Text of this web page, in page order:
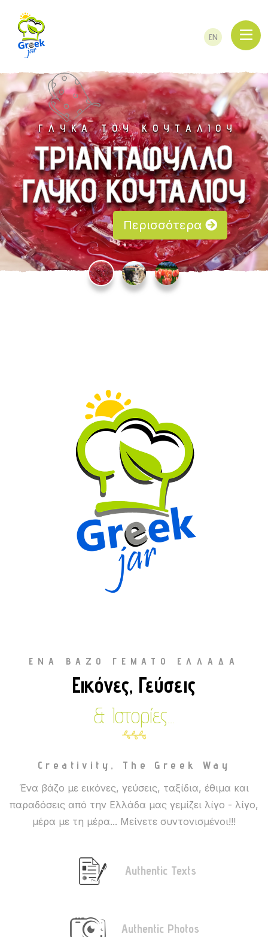
EN
ΓΛΥΚΑ ΤΟΥ ΚΟΥΤΑΛΙΟΥ
ΤΡΙΑΝΤΆΦΥΛΛΟ
ΓΛΥΚΌ ΚΟΥΤΑΛΙΟΎ
Περισσότερα
ΈΝΑ ΒΆΖΟ ΓΕΜΆΤΟ ΕΛΛΆΔΑ
Εικόνες, Γεύσεις
& Ιστορίες...
Creativity, The Greek Way
Ένα βάζο με εικόνες, γεύσεις, ταξίδια, έθιμα και
παραδόσεις από την Ελλάδα μας γεμίζει λίγο - λίγο,
μέρα με τη μέρα... Μείνετε συντονισμένοι!!!
Authentic Texts
Authentic Photos